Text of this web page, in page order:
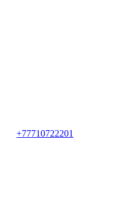
+77710722201